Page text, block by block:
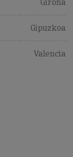
Girona
Gipuzkoa
Valencia